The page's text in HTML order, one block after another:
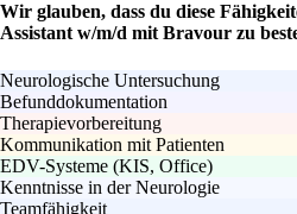
Wir glauben, dass du diese
Assistant w/m/d mit Bravour zu
Neurologische Untersuchung
Befunddokumentation
Therapievorbereitung
Kommunikation mit Patienten
EDV-Systeme (KIS, Office)
Kenntnisse in der Neurologie
Teamfähigkeit